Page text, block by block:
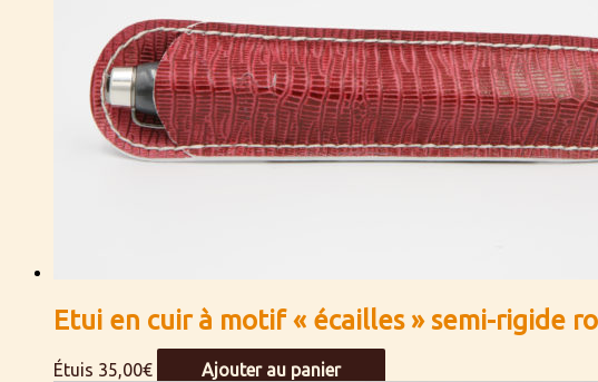
Etui en cuir à motif « écailles » semi-rigide
Étuis 35,00€ Ajouter au panier